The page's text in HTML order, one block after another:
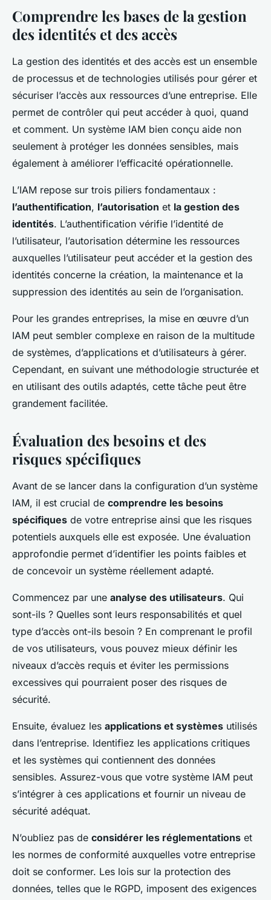
Comprendre les bases de la gestion
des identités et des accès
La gestion des identités et des accès est un ensemble
de processus et de technologies utilisés pour gérer et
sécuriser l’accès aux ressources d’une entreprise. Elle
permet de contrôler qui peut accéder à quoi, quand
et comment. Un système IAM bien conçu aide non
seulement à protéger les données sensibles, mais
également à améliorer l’efficacité opérationnelle.
L’IAM repose sur trois piliers fondamentaux :
l’authentification, l’autorisation et la gestion des
identités. L’authentification vérifie l’identité de
l’utilisateur, l’autorisation détermine les ressources
auxquelles l’utilisateur peut accéder et la gestion des
identités concerne la création, la maintenance et la
suppression des identités au sein de l’organisation.
Pour les grandes entreprises, la mise en œuvre d’un
IAM peut sembler complexe en raison de la multitude
de systèmes, d’applications et d’utilisateurs à gérer.
Cependant, en suivant une méthodologie structurée et
en utilisant des outils adaptés, cette tâche peut être
grandement facilitée.
Évaluation des besoins et des
risques spécifiques
Avant de se lancer dans la configuration d’un système
IAM, il est crucial de comprendre les besoins
spécifiques de votre entreprise ainsi que les risques
potentiels auxquels elle est exposée. Une évaluation
approfondie permet d’identifier les points faibles et
de concevoir un système réellement adapté.
Commencez par une analyse des utilisateurs. Qui
sont-ils ? Quelles sont leurs responsabilités et quel
type d’accès ont-ils besoin ? En comprenant le profil
de vos utilisateurs, vous pouvez mieux définir les
niveaux d’accès requis et éviter les permissions
excessives qui pourraient poser des risques de
sécurité.
Ensuite, évaluez les applications et systèmes utilisés
dans l’entreprise. Identifiez les applications critiques
et les systèmes qui contiennent des données
sensibles. Assurez-vous que votre système IAM peut
s’intégrer à ces applications et fournir un niveau de
sécurité adéquat.
N’oubliez pas de considérer les réglementations et
les normes de conformité auxquelles votre entreprise
doit se conformer. Les lois sur la protection des
données, telles que le RGPD, imposent des exigences